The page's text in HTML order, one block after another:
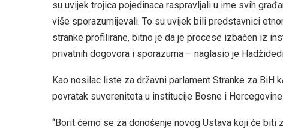
su uvijek trojica pojedinaca raspravljali u ime svih
više sporazumijevali. To su uvijek bili predstavnici
stranke profilirane, bitno je da je procese izbačen iz
privatnih dogovora i sporazuma – naglasio je
Kao nosilac liste za državni parlament Stranke za BiH
povratak suvereniteta u institucije Bosne i
“Borit ćemo se za donošenje novog Ustava koji će biti